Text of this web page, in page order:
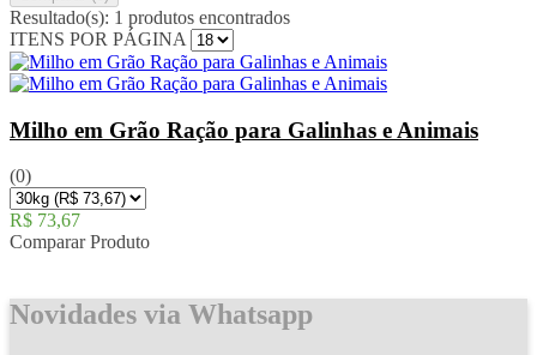
Resultado(s): 1 produtos encontrados
ITENS POR PÁGINA
Milho em Grão Ração para Galinhas e Animais
(0)
R$ 73,67
Comparar Produto
Novidades via Whatsapp